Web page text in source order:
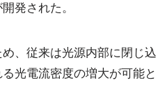
発された。
、従来は光源内部に閉じ込
光電流密度の増大が可能と